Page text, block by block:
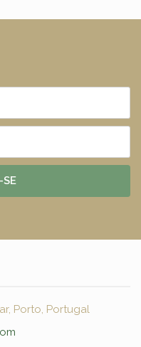
SE
Porto, Portugal